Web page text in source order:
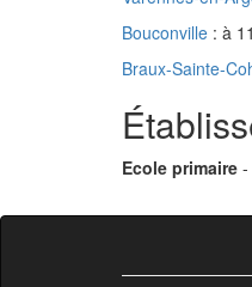
Bouconville : à
Braux-Sainte-
Ecole primaire -